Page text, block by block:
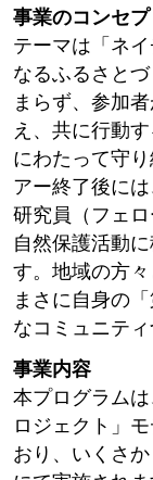
事業のコンセプ
テーマは「ネ
なるふるさと
まらず、参加
え、共に行動
にわたって守
アー終了後に
研究員（フェ
自然保護活動
す。地域の方
まさに自身の
なコミュニティ
事業内容
本プログラム
ロジェクト」
おり、いくさ